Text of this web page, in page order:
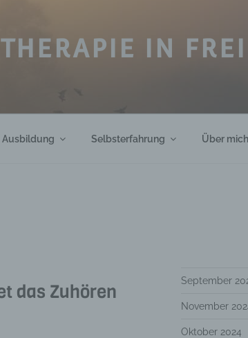
IN
Ausbildung Selbsterfahrung Über mich
das Zuhören September
November
Oktober 2024